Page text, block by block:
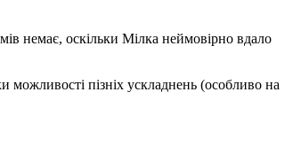
немає, оскільки Мілка неймовірно вдало
можливості пізніх ускладнень (особливо на